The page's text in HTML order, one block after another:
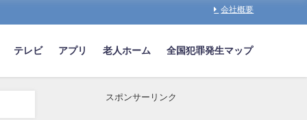
会社概要
テレビ アプリ 老人ホーム 全国犯罪発生マップ
スポンサーリンク